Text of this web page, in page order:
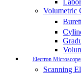
Volumetric
Electron
Scanning